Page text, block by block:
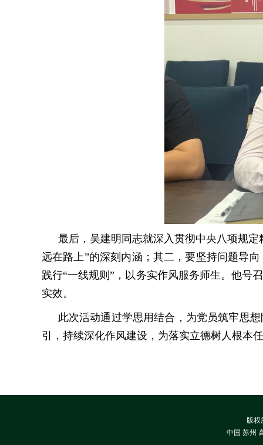
最后，吴建明同志就深入贯彻中央八项规
远在路上”的深刻内涵；其二，要坚持问题导
践行“一线规则”，以务实作风服务师生。他号
实效。
此次活动通过学思用结合，为党员筑牢思
引，持续深化作风建设，为落实立德树人根本
版权
中国 苏州